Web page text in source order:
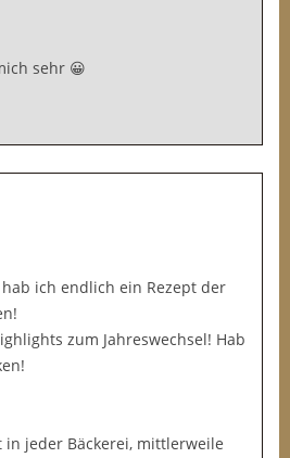
sehr 😀
ich endlich ein Rezept der
zum Jahreswechsel! Hab
in jeder Bäckerei, mittlerweile